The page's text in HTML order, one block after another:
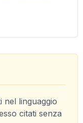
nel linguaggio
citati senza